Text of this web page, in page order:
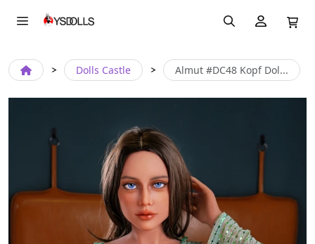
Dolls Castle Almut #DC48 Kopf Dol...